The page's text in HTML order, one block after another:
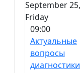
September
Friday
09:00
Актуальные
вопросы